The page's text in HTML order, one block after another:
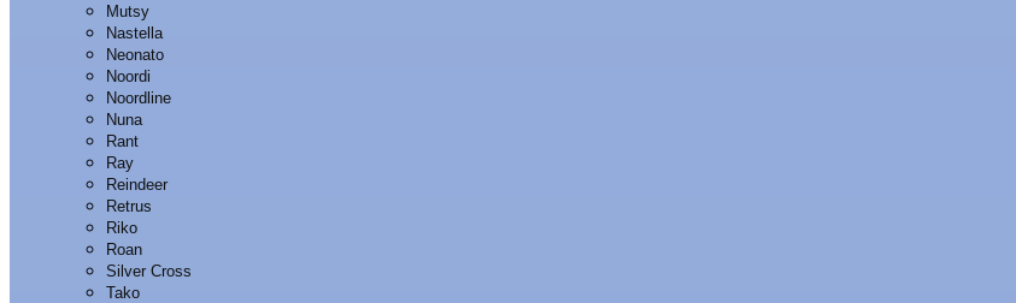
Mutsy
Nastella
Neonato
Noordi
Noordline
Nuna
Rant
Ray
Reindeer
Retrus
Riko
Roan
Silver Cross
Tako